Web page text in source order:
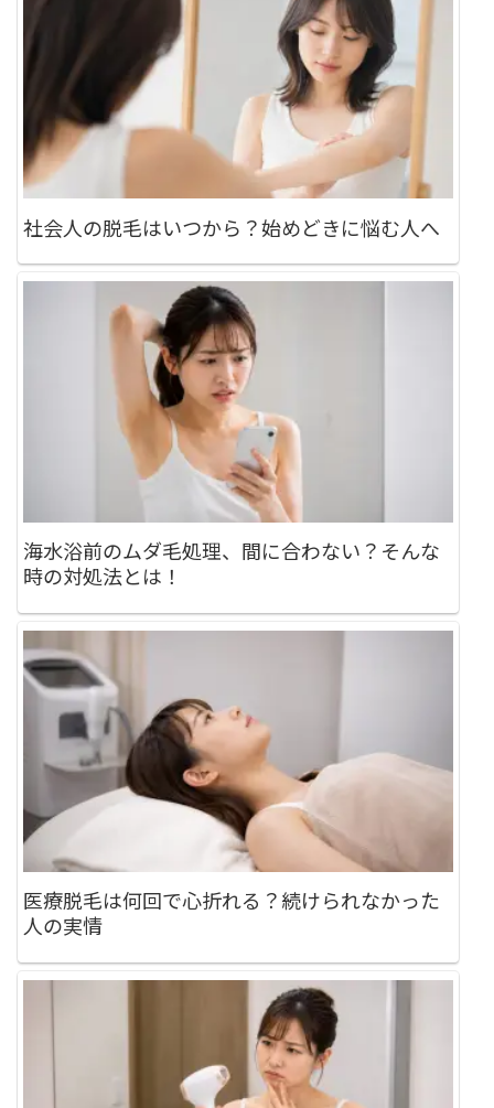
社会人の脱毛はいつから？始めどきに悩む人へ
海水浴前のムダ毛処理、間に合わない？そんな
時の対処法とは！
医療脱毛は何回で心折れる？続けられなかった
人の実情